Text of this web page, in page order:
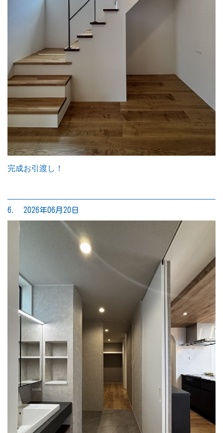
完成お引渡し！
6. 2026年06月20日